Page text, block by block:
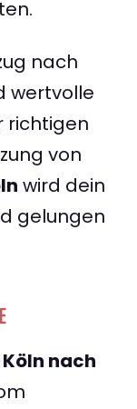
nach
wertvolle
richtigen
von
wird dein
gelungen
nach